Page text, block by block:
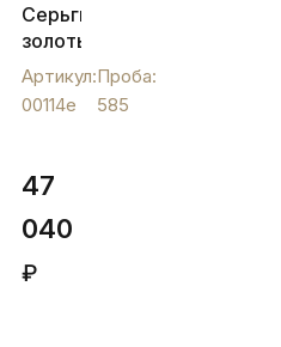
Серьги
золотые
с
крупным
искусственным
00114e
Артикул:
00114e
Проба:
585
47
040
₽